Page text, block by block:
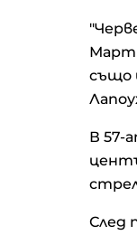
също
В 57-
След